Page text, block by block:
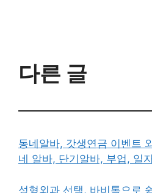
다른 글
동네알바, 갓생연금 이벤트
네 알바, 단기알바, 부업, 일
성형외과 선택, 바비톡으로